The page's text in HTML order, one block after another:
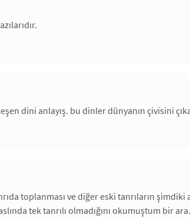
dini anlayış. bu dinler dünyanın çivisini
toplanması ve diğer eski tanrıların
tek tanrılı olmadığını okumuştum bir